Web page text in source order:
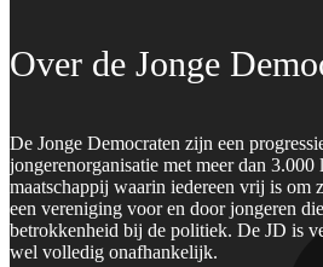
Over de Jonge
De Jonge Democraten zijn een
jongerenorganisatie met meer dan 3.000
maatschappij waarin iedereen vrij is om
een vereniging voor en door jongeren
betrokkenheid bij de politiek. De JD is
wel volledig onafhankelijk.